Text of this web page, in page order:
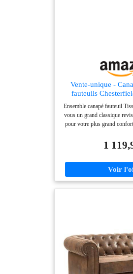
Vente-unique -
fauteuils
Aspect
Ensemble canapé fauteuil
vous un grand classique
pour votre plus grand
Hauteur d'assise : 42 cm,
53 cm & Garnissage
Forme mythique chesterfield
apporter satisfaction grâce
1